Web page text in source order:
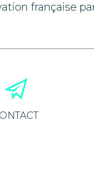
française